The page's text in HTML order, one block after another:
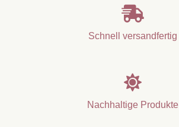

Schnell versandfertig

Nachhaltige Produkte